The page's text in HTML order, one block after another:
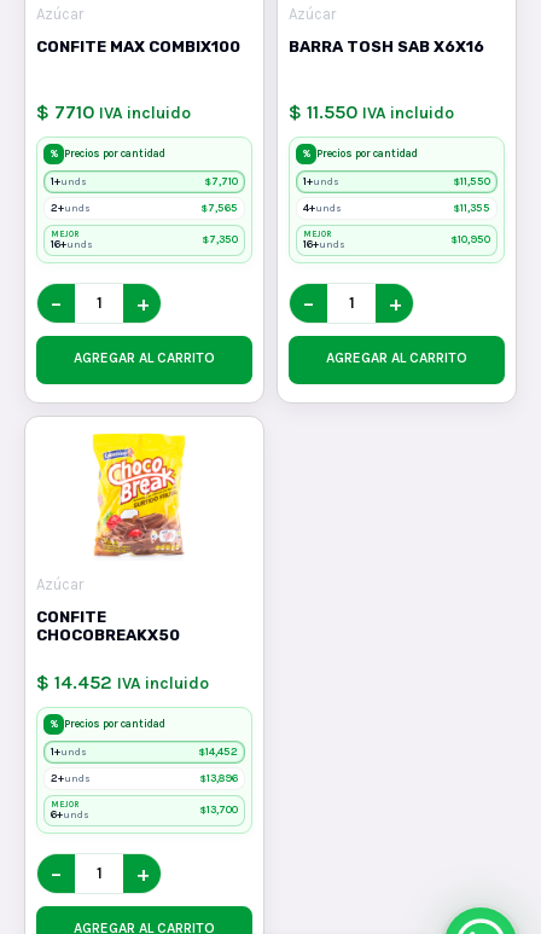
Azúcar
CONFITE MAX COMBIX100
$ 7710 IVA incluido
% Precios por cantidad
1+unds $7,710
2+unds $7,565
MEJOR
16+unds $7,350
− +
AGREGAR AL CARRITO
Azúcar
BARRA TOSH SAB X6X16
$ 11.550 IVA incluido
% Precios por cantidad
1+unds $11,550
4+unds $11,355
MEJOR
16+unds $10,950
− +
AGREGAR AL CARRITO
Azúcar
CONFITE
CHOCOBREAKX50
$ 14.452 IVA incluido
% Precios por cantidad
1+unds $14,452
2+unds $13,896
MEJOR
6+unds $13,700
− +
AGREGAR AL CARRITO